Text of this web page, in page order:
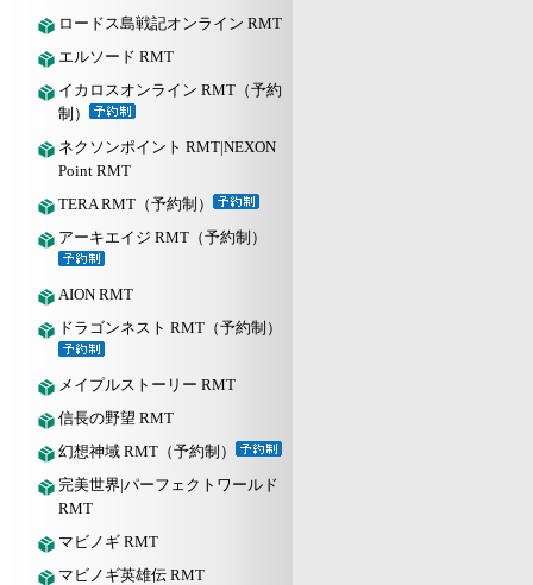
ロードス島戦記オンライン RMT
エルソード RMT
イカロスオンライン RMT（予約
制）
ネクソンポイント RMT|NEXON
Point RMT
TERA RMT（予約制）
アーキエイジ RMT（予約制）
AION RMT
ドラゴンネスト RMT（予約制）
メイプルストーリー RMT
信長の野望 RMT
幻想神域 RMT（予約制）
完美世界|パーフェクトワールド
RMT
マビノギ RMT
マビノギ英雄伝 RMT